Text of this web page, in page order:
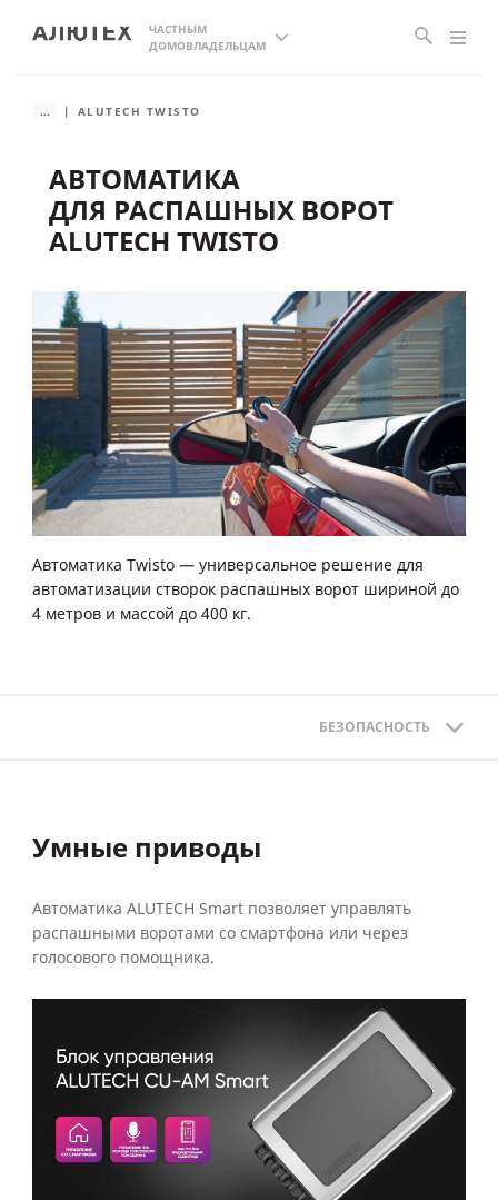
ЧАСТНЫМ
ДОМОВЛАДЕЛЬЦАМ
АВТОМАТИКА
ДЛЯ РАСПАШНЫХ ВОРОТ
ALUTECH TWISTO
Автоматика Twisto — универсальное решение для
автоматизации створок распашных ворот шириной до
4 метров и массой до 400 кг.
... ALUTECH TWISTO
БЕЗОПАСНОСТЬ
Умные приводы
Автоматика ALUTECH Smart позволяет управлять
распашными воротами со смартфона или через
голосового помощника.